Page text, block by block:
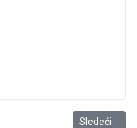
Sledeći
Sledeći